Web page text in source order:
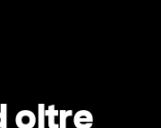
oltre